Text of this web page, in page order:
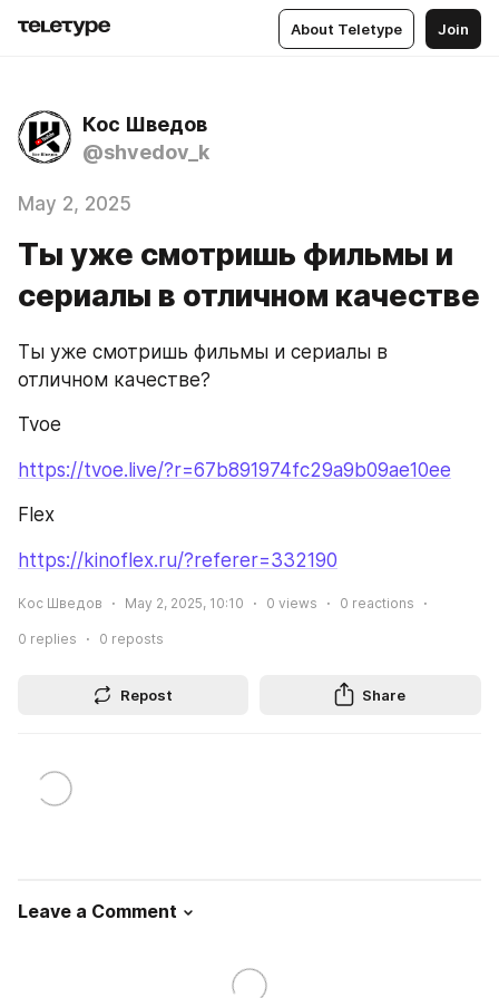
About Teletype Join
Кос Шведов
@shvedov_k
May 2, 2025
Ты уже смотришь фильмы и
сериалы в отличном качестве
Ты уже смотришь фильмы и сериалы в
отличном качестве?
Tvoe
https://tvoe.live/?r=67b891974fc29a9b09ae10ee
Flex
https://kinoflex.ru/?referer=332190
Кос Шведов May 2, 2025, 10:10 0 views 0 reactions
0 replies 0 reposts
Repost Share
Leave a Comment